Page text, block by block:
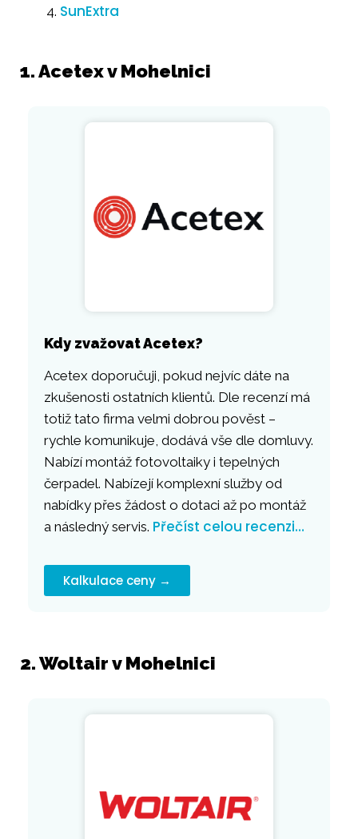
SunExtra
1. Acetex v Mohelnici
Kdy zvažovat Acetex?
Acetex doporučuji, pokud nejvíc dáte na
zkušenosti ostatních klientů. Dle recenzí má
totiž tato firma velmi dobrou pověst –
rychle komunikuje, dodává vše dle domluvy.
Nabízí montáž fotovoltaiky i tepelných
čerpadel. Nabízejí komplexní služby od
nabídky přes žádost o dotaci až po montáž
a následný servis. Přečíst celou recenzi…
Kalkulace ceny →
2. Woltair v Mohelnici